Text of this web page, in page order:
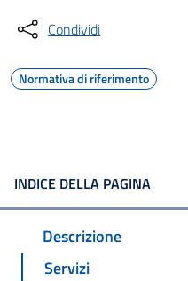
Condividi
Normativa di riferimento
INDICE DELLA PAGINA
Descrizione
Servizi